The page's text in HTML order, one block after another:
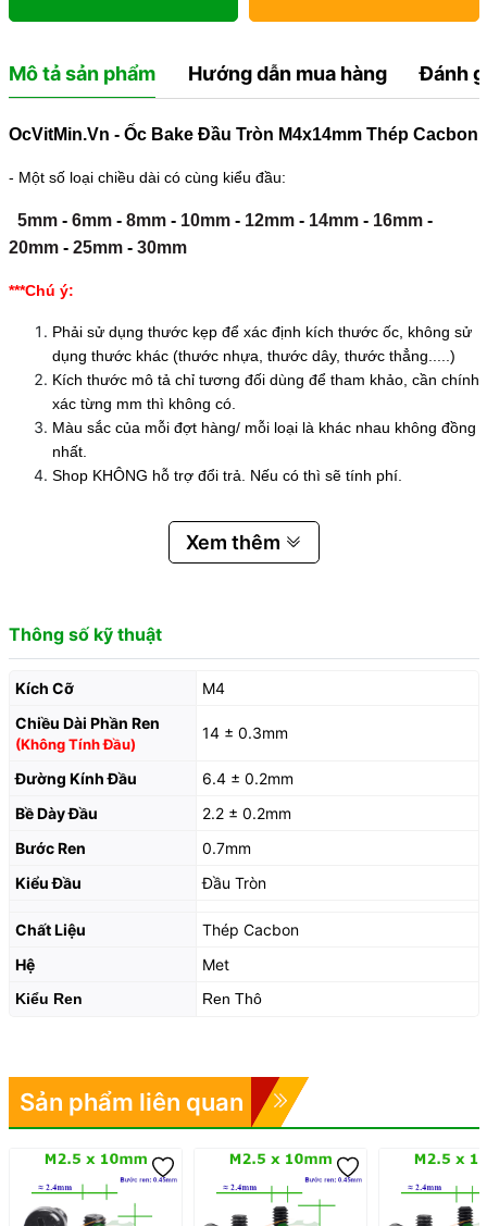
Mô tả sản phẩm Hướng dẫn mua hàng Đánh
OcVitMin.Vn - Ốc Bake Đầu Tròn M4x14mm Thép Cacbon
- Một số loại chiều dài có cùng kiểu đầu:
5mm- 6mm- 8mm- 10mm- 12mm- 14mm- 16mm-
20mm- 25mm- 30mm
***Chú ý:
Phải sử dụng thước kẹp để xác định kích thước ốc, không sử
dụng thước khác (thước nhựa, thước dây, thước thẳng.....)
Kích thước mô tả chỉ tương đối dùng để tham khảo, cần chính
xác từng mm thì không có.
Màu sắc của mỗi đợt hàng/ mỗi loại là khác nhau không đồng
nhất.
Shop KHÔNG hỗ trợ đổi trả. Nếu có thì sẽ tính phí.
Xem thêm
Thông số kỹ thuật
Kích Cỡ
M4
Chiều Dài Phần Ren
(Không Tính Đầu)
14 ± 0.3mm
Đường Kính Đầu
6.4 ± 0.2mm
Bề Dày Đầu
2.2 ± 0.2mm
Bước Ren
0.7mm
Kiểu Đầu
Đầu Tròn
Chất Liệu
Thép Cacbon
Hệ
Met
Kiểu Ren Ren Thô
Sản phẩm liên quan